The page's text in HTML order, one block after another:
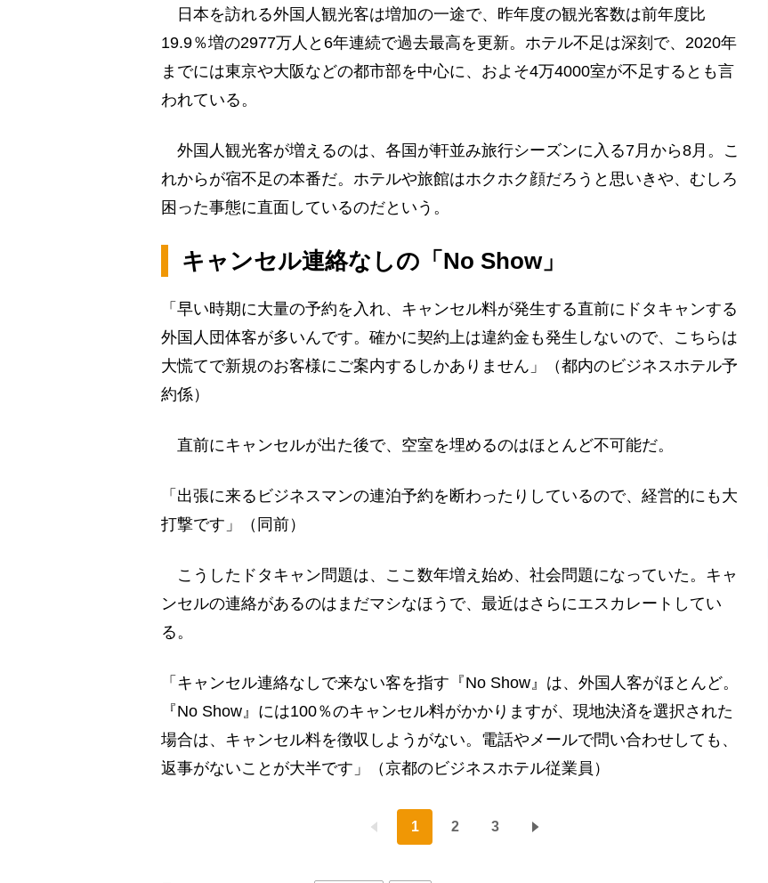
日本を訪れる外国人観光客は増加の一途で、昨年度の観光客数は前年度比
19.9％増の2977万人と6年連続で過去最高を更新。ホテル不足は深刻で、2020年
までには東京や大阪などの都市部を中心に、およそ4万4000室が不足するとも言
われている。
外国人観光客が増えるのは、各国が軒並み旅行シーズンに入る7月から8月。こ
れからが宿不足の本番だ。ホテルや旅館はホクホク顔だろうと思いきや、むしろ
困った事態に直面しているのだという。
キャンセル連絡なしの「No Show」
「早い時期に大量の予約を入れ、キャンセル料が発生する直前にドタキャンする
外国人団体客が多いんです。確かに契約上は違約金も発生しないので、こちらは
大慌てで新規のお客様にご案内するしかありません」（都内のビジネスホテル予
約係）
直前にキャンセルが出た後で、空室を埋めるのはほとんど不可能だ。
「出張に来るビジネスマンの連泊予約を断わったりしているので、経営的にも大
打撃です」（同前）
こうしたドタキャン問題は、ここ数年増え始め、社会問題になっていた。キャ
ンセルの連絡があるのはまだマシなほうで、最近はさらにエスカレートしてい
る。
「キャンセル連絡なしで来ない客を指す『No Show』は、外国人客がほとんど。
『No Show』には100％のキャンセル料がかかりますが、現地決済を選択された
場合は、キャンセル料を徴収しようがない。電話やメールで問い合わせしても、
返事がないことが大半です」（京都のビジネスホテル従業員）
1 2 3